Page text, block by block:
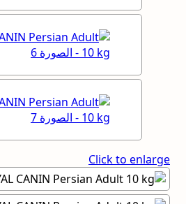
Click to enlarge